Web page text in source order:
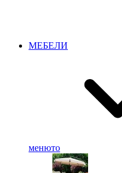
МЕБЕЛИ
менюто